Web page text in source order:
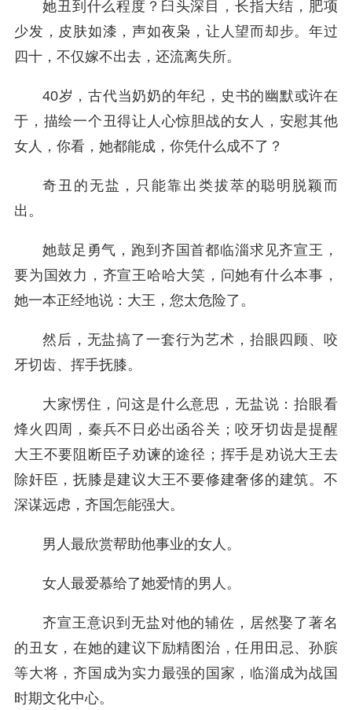
她丑到什么程度？臼头深目，长指大结，肥项
少发，皮肤如漆，声如夜枭，让人望而却步。年过
四十，不仅嫁不出去，还流离失所。
40岁，古代当奶奶的年纪，史书的幽默或许在
于，描绘一个丑得让人心惊胆战的女人，安慰其他
女人，你看，她都能成，你凭什么成不了？
奇丑的无盐，只能靠出类拔萃的聪明脱颖而
出。
她鼓足勇气，跑到齐国首都临淄求见齐宣王，
要为国效力，齐宣王哈哈大笑，问她有什么本事，
她一本正经地说：大王，您太危险了。
然后，无盐搞了一套行为艺术，抬眼四顾、咬
牙切齿、挥手抚膝。
大家愣住，问这是什么意思，无盐说：抬眼看
烽火四周，秦兵不日必出函谷关；咬牙切齿是提醒
大王不要阻断臣子劝谏的途径；挥手是劝说大王去
除奸臣，抚膝是建议大王不要修建奢侈的建筑。不
深谋远虑，齐国怎能强大。
男人最欣赏帮助他事业的女人。
女人最爱慕给了她爱情的男人。
齐宣王意识到无盐对他的辅佐，居然娶了著名
的丑女，在她的建议下励精图治，任用田忌、孙膑
等大将，齐国成为实力最强的国家，临淄成为战国
时期文化中心。